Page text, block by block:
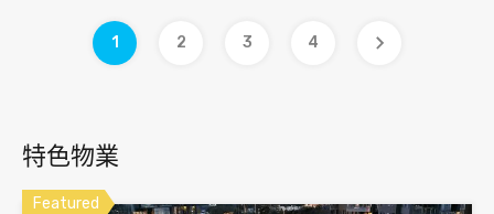
1 2 3 4
特色物業
Featured